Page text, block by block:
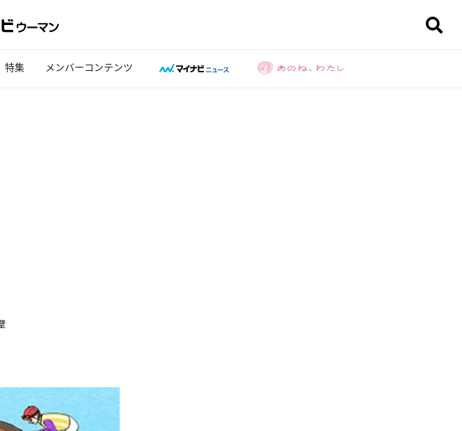
特集 メンバーコンテンツ